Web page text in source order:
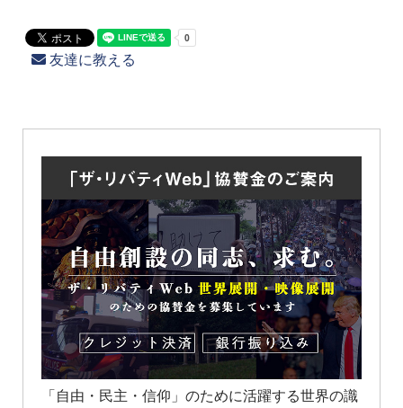
友達に教える
「自由・民主・信仰」のために活躍する世界の識